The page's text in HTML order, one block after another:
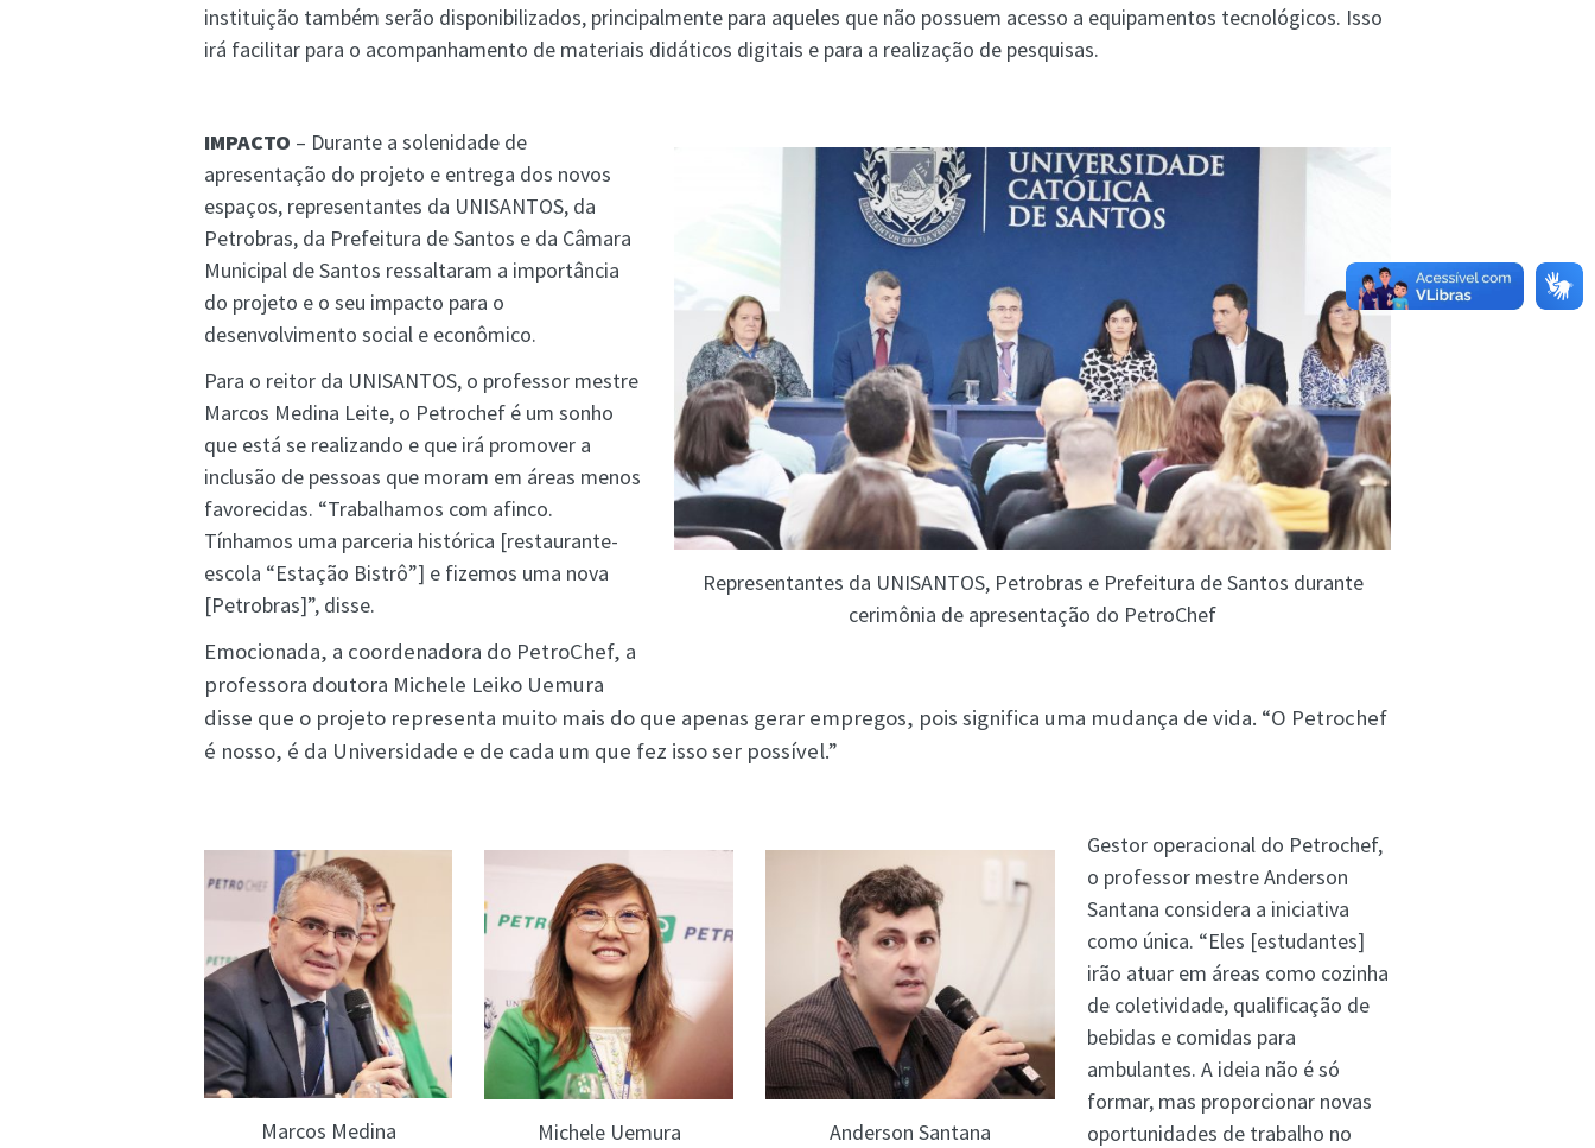
instituição também serão disponibilizados, principalmente para aqueles que não possuem acesso a equipamentos tecnológicos. Isso
irá facilitar para o acompanhamento de materiais didáticos digitais e para a realização de pesquisas.
Representantes da UNISANTOS, Petrobras e Prefeitura de Santos durante
cerimônia de apresentação do PetroChef
IMPACTO – Durante a solenidade de
apresentação do projeto e entrega dos novos
espaços, representantes da UNISANTOS, da
Petrobras, da Prefeitura de Santos e da Câmara
Municipal de Santos ressaltaram a importância
do projeto e o seu impacto para o
desenvolvimento social e econômico.
Para o reitor da UNISANTOS, o professor mestre
Marcos Medina Leite, o Petrochef é um sonho
que está se realizando e que irá promover a
inclusão de pessoas que moram em áreas menos
favorecidas. “Trabalhamos com afinco.
Tínhamos uma parceria histórica [restaurante-
escola “Estação Bistrô”] e fizemos uma nova
[Petrobras]”, disse.
Emocionada, a coordenadora do PetroChef, a
professora doutora Michele Leiko Uemura
disse que o projeto representa muito mais do que apenas gerar empregos, pois significa uma mudança de vida. “O Petrochef
é nosso, é da Universidade e de cada um que fez isso ser possível.”
Marcos Medina Michele Uemura Anderson Santana
Gestor operacional do Petrochef,
o professor mestre Anderson
Santana considera a iniciativa
como única. “Eles [estudantes]
irão atuar em áreas como cozinha
de coletividade, qualificação de
bebidas e comidas para
ambulantes. A ideia não é só
formar, mas proporcionar novas
oportunidades de trabalho no